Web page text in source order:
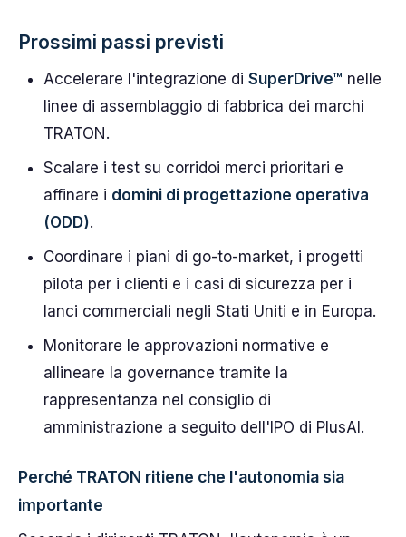
Prossimi passi previsti
Accelerare l'integrazione di SuperDrive™ nelle
linee di assemblaggio di fabbrica dei marchi
TRATON.
Scalare i test su corridoi merci prioritari e
affinare i domini di progettazione operativa
(ODD).
Coordinare i piani di go-to-market, i progetti
pilota per i clienti e i casi di sicurezza per i
lanci commerciali negli Stati Uniti e in Europa.
Monitorare le approvazioni normative e
allineare la governance tramite la
rappresentanza nel consiglio di
amministrazione a seguito dell'IPO di PlusAI.
Perché TRATON ritiene che l'autonomia sia
importante